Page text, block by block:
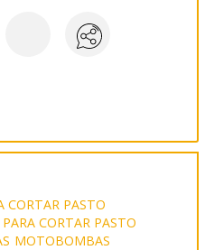
CORTAR PASTO
CORTAR PASTO
MOTOBOMBAS